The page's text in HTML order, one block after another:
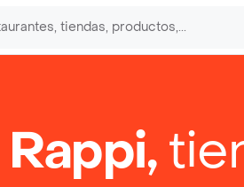
Rappi,